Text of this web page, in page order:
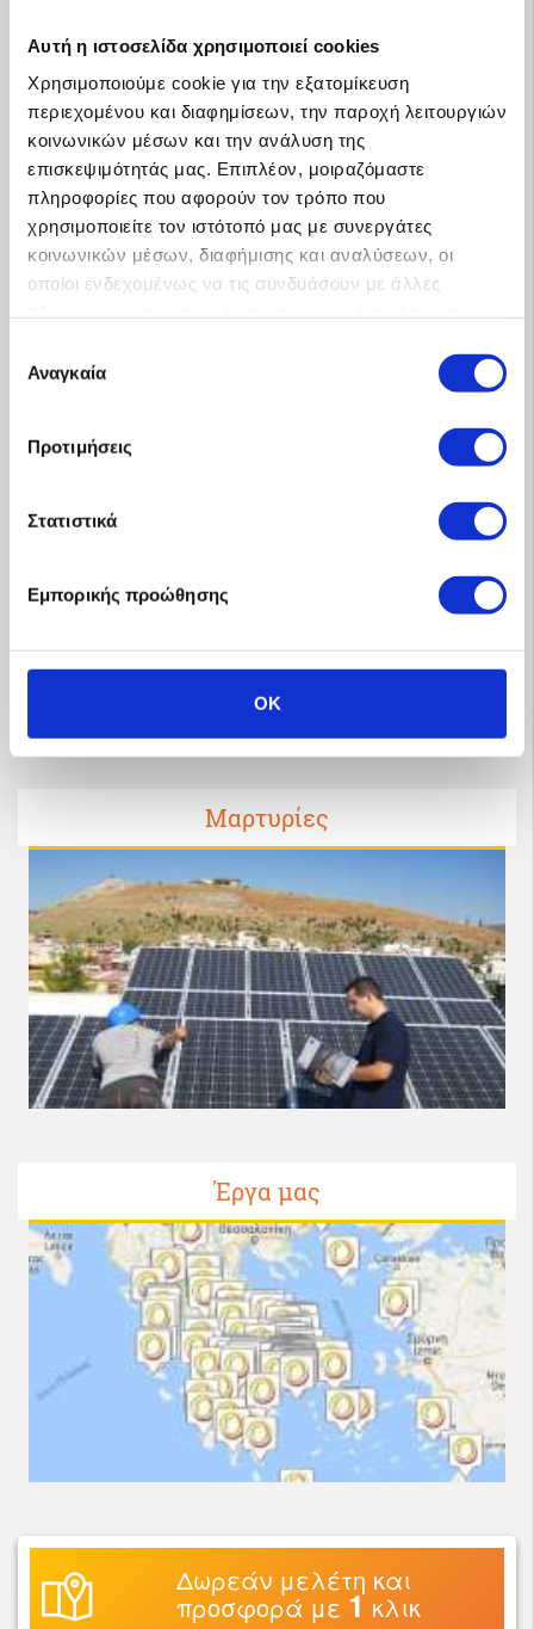
Αυτή η ιστοσελίδα χρησιμοποιεί cookies
Χρησιμοποιούμε cookie για την εξατομίκευση
περιεχομένου και διαφημίσεων, την παροχή λειτουργιών
κοινωνικών μέσων και την ανάλυση της
επισκεψιμότητάς μας. Επιπλέον, μοιραζόμαστε
πληροφορίες που αφορούν τον τρόπο που
χρησιμοποιείτε τον ιστότοπό μας με συνεργάτες
κοινωνικών μέσων, διαφήμισης και αναλύσεων, οι
οποίοι ενδεχομένως να τις συνδυάσουν με άλλες
των υπηρεσιών τους.
συγκατάθεσης
Αναγκαία
Προτιμήσεις
Στατιστικά
Εμπορικής προώθησης
OK
Μαρτυρίες
Έργα μας
Δωρεάν μελέτη και
προσφορά με 1 κλικ